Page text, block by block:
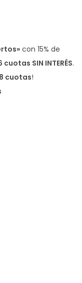
con 15% de
cuotas SIN INTERÉS.
cuotas!